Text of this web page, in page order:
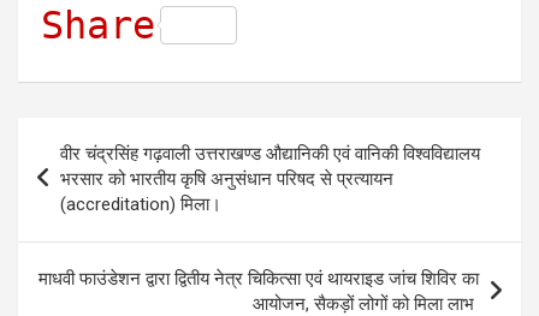
h
t
s
A
p
p
a
e
b
o
o
k
e
s
s
e
n
g
e
r
w
i
t
e
i
l
e
g
r
m
Share
navigation
वीर चंद्रसिंह गढ़वाली उत्तराखण्ड औद्यानिकी एवं वानिकी विश्वविद्यालय
भरसार को भारतीय कृषि अनुसंधान परिषद से प्रत्यायन
(accreditation) मिला।
माधवी फाउंडेशन द्वारा द्वितीय नेत्र चिकित्सा एवं थायराइड जांच शिविर का
आयोजन, सैकड़ों लोगों को मिला लाभ